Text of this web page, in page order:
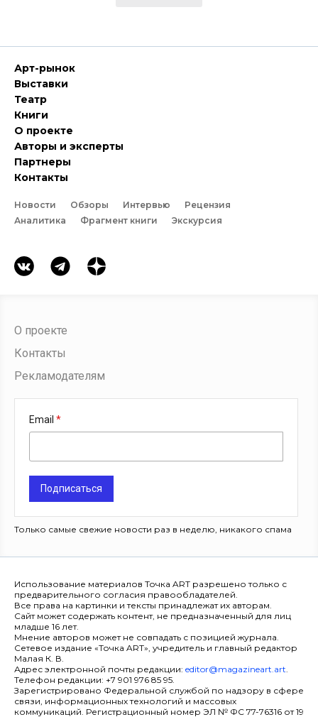
Арт-рынок
Выставки
Театр
Книги
О проекте
Авторы и эксперты
Партнеры
Контакты
Новости Обзоры Интервью
Рецензия
Аналитика
Фрагмент книги Экскурсия
О проекте
Контакты
Рекламодателям
Email
Подписаться
Только самые свежие новости раз в неделю, никакого спама
Использование материалов Точка ART разрешено только с
предварительного согласия правообладателей.
Все права на картинки и тексты принадлежат их авторам.
Сайт может содержать контент, не предназначенный для лиц
младше 16 лет.
Мнение авторов может не совпадать с позицией журнала.
Сетевое издание «Точка ART», учредитель и главный редактор
Малая К. В.
Адрес электронной почты редакции: editor@magazineart.art.
Телефон редакции: +7 901 976 85 95.
Зарегистрировано Федеральной службой по надзору в сфере
связи, информационных технологий и массовых
коммуникаций. Регистрационный номер ЭЛ № ФС 77-76316 от 19